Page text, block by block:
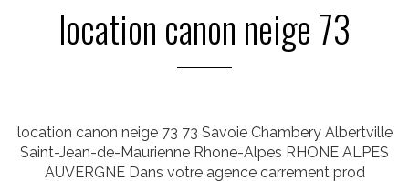
location canon neige 73
location canon neige 73 73 Savoie Chambery Albertville
Saint-Jean-de-Maurienne Rhone-Alpes RHONE ALPES
AUVERGNE Dans votre agence carrement prod